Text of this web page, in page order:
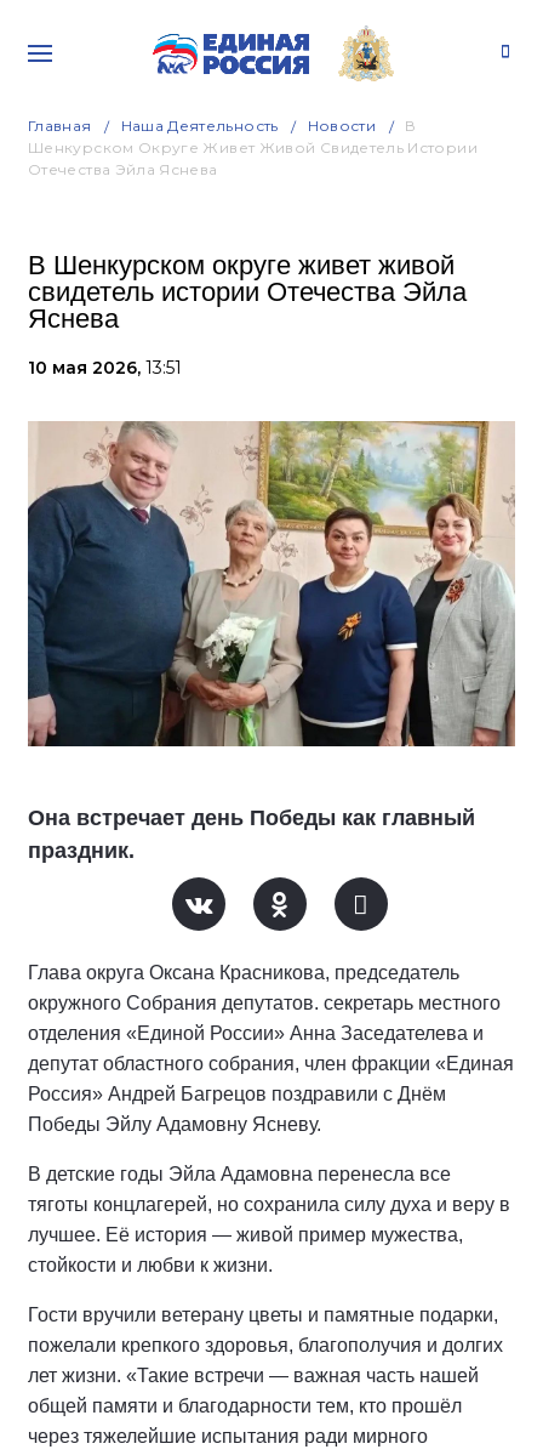
Главная Наша Деятельность Новости
В
Шенкурском Округе Живет Живой Свидетель Истории
Отечества Эйла Яснева
В Шенкурском округе живет живой
свидетель истории Отечества Эйла
Яснева
10 мая 2026, 13:51
Она встречает день Победы как главный
праздник.
Глава округа Оксана Красникова, председатель
окружного Собрания депутатов. секретарь местного
отделения «Единой России» Анна Заседателева и
депутат областного собрания, член фракции «Единая
Россия» Андрей Багрецов поздравили с Днём
Победы Эйлу Адамовну Ясневу.
В детские годы Эйла Адамовна перенесла все
тяготы концлагерей, но сохранила силу духа и веру в
лучшее. Её история — живой пример мужества,
стойкости и любви к жизни.
Гости вручили ветерану цветы и памятные подарки,
пожелали крепкого здоровья, благополучия и долгих
лет жизни. «Такие встречи — важная часть нашей
общей памяти и благодарности тем, кто прошёл
через тяжелейшие испытания ради мирного